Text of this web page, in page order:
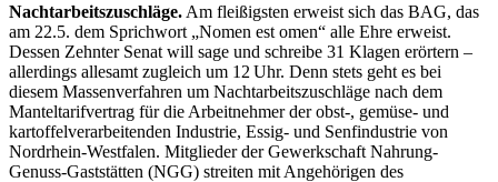
Nachtarbeitszuschläge. Am fleißigsten erweist sich das BAG, das
am 22.5. dem Sprichwort „Nomen est omen“ alle Ehre erweist.
Dessen Zehnter Senat will sage und schreibe 31 Klagen erörtern –
allerdings allesamt zugleich um 12 Uhr. Denn stets geht es bei
diesem Massenverfahren um Nachtarbeitszuschläge nach dem
Manteltarifvertrag für die Arbeitnehmer der obst-, gemüse- und
kartoffelverarbeitenden Industrie, Essig- und Senfindustrie von
Nordrhein-Westfalen. Mitglieder der Gewerkschaft Nahrung-
Genuss-Gaststätten (NGG) streiten mit Angehörigen des